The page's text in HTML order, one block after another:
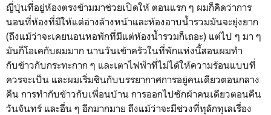
ญี่ปุ่นที่อยู่ห้องตรงข้ามมาช่วยเปิดให้ ตอนแรก ๆ ผมก็คิดว่าการ
นอนที่ห้องที่มีให้แต่อ่างล้างหน้าและห้องอาบน้ำรวมมันจะยุ่งยาก
(ถึงแม้ว่าจะเคยนอนหอพักที่มีแต่ห้องน้ำรวมก็เถอะ) แต่ไป ๆ มา ๆ
มันก็โอเคกับผมมาก นานวันเข้าครัวในที่พักแห่งนี้สอนผมทำ
กับข้าวกับกระทะกาก ๆ และเตาไฟฟ้าที่ไม่ได้ให้ความร้อนแบบที่
ควรจะเป็น และผมเริ่มชินกับบรรยากาศการอยู่คนเดียวตอนกลาง
คืน การทำกับข้าวกับเพื่อนบ้าน การออกไปซักผ้าคนเดียวตอนคืน
วันจันทร์ และอื่น ๆ อีกมากมาย ถึงแม้ว่าจะมีช่วงที่ทุลักทุเลเรื่อง